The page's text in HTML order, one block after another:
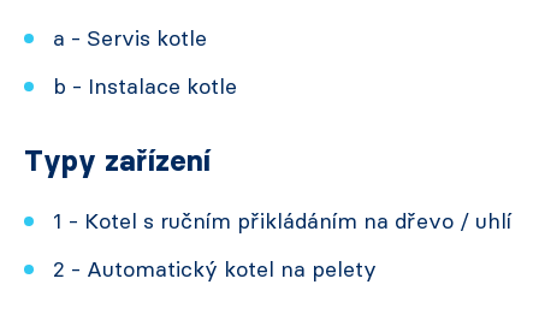
a - Servis kotle
b - Instalace kotle
Typy zařízení
1 - Kotel s ručním přikládáním na dřevo / uhlí
2 - Automatický kotel na pelety